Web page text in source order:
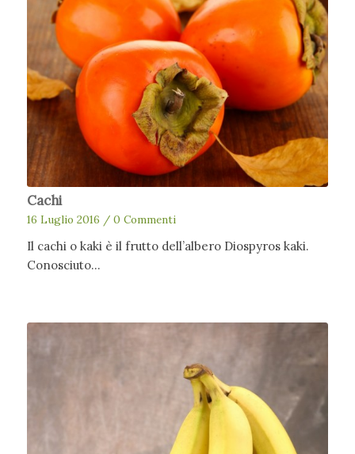
Cachi
16 Luglio 2016 / 0 Commenti
Il cachi o kaki è il frutto dell’albero Diospyros kaki.
Conosciuto…